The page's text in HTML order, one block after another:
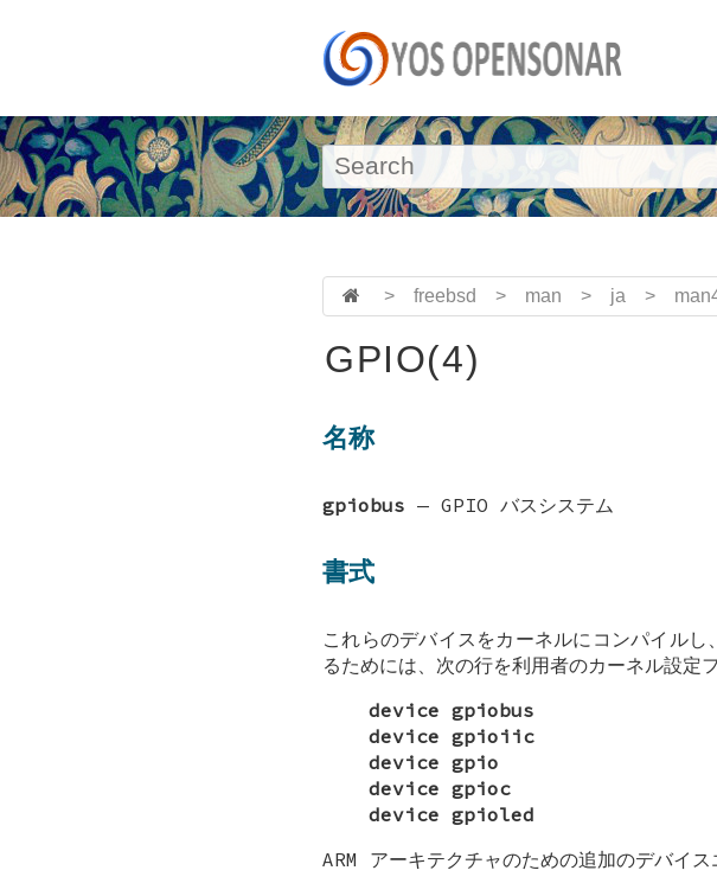
> freebsd > man > ja >
GPIO(4)
名称
gpiobus — GPIO バスシステム
書式
これらのデバイスをカーネルにコンパイルし
るためには、次の行を利用者のカーネル設定
device gpiobus
device gpioiic
device gpio
device gpioc
device gpioled
ARM アーキテクチャのための追加のデバイ